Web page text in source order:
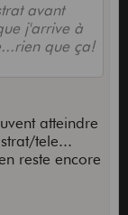
avant
j'arrive à
que ça!
atteindre
tele...
reste encore